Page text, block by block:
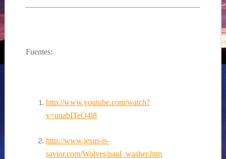
Fuentes:
http://www.youtube.com/watch?
v=uuabITeO4l8
http://www.jesus-is-
savior.com/Wolves/paul_washer.htm